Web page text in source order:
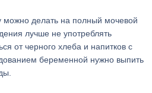
делать на полный мочевой
лучше не употреблять
от черного хлеба и напитков с
беременной нужно выпить